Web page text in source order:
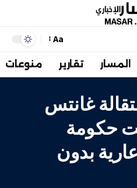
Aa
المسار تقارير منوعات
غانتس
حكومة
بدون